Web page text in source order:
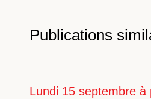
Publications
Lundi 15 septembre